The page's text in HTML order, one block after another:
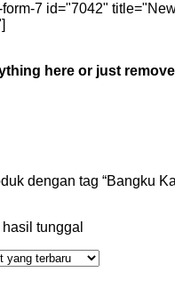
form-7 id="7042"
here or just
dengan tag “Bangku
tunggal